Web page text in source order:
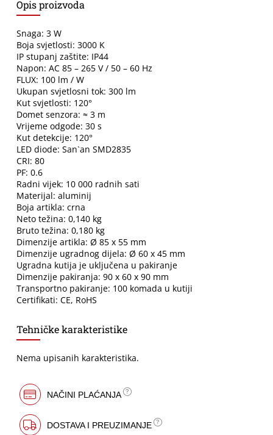
Opis proizvoda
Snaga: 3 W
Boja svjetlosti: 3000 K
IP stupanj zaštite: IP44
Napon: AC 85 – 265 V / 50 – 60 Hz
FLUX: 100 lm / W
Ukupan svjetlosni tok: 300 lm
Kut svjetlosti: 120°
Domet senzora: ≈ 3 m
Vrijeme odgode: 30 s
Kut detekcije: 120°
LED diode: San`an SMD2835
CRI: 80
PF: 0.6
Radni vijek: 10 000 radnih sati
Materijal: aluminij
Boja artikla: crna
Neto težina: 0,140 kg
Bruto težina: 0,180 kg
Dimenzije artikla: Ø 85 x 55 mm
Dimenzije ugradnog dijela: Ø 60 x 45 mm
Ugradna kutija je uključena u pakiranje
Dimenzije pakiranja: 90 x 60 x 90 mm
Transportno pakiranje: 100 komada u kutiji
Certifikati: CE, RoHS
Tehničke karakteristike
Nema upisanih karakteristika.
NAČINI PLAĆANJA
DOSTAVA I PREUZIMANJE